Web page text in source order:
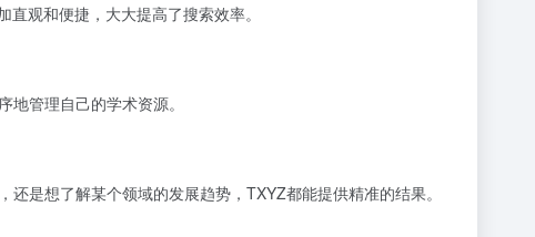
观和便捷，大大提高了搜索效率。
管理自己的学术资源。
是想了解某个领域的发展趋势，TXYZ都能提供精准的结果。